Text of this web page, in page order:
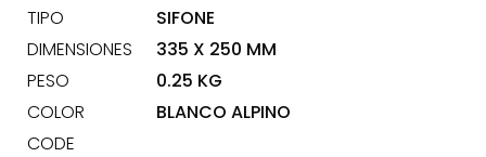
TIPO
SIFONE
DIMENSIONES
335 X 250 MM
PESO
0.25 KG
COLOR
BLANCO ALPINO
CODE